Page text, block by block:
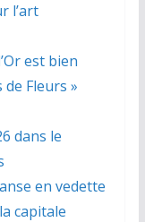
l’art
est bien
Fleurs »
dans le
en vedette
capitale